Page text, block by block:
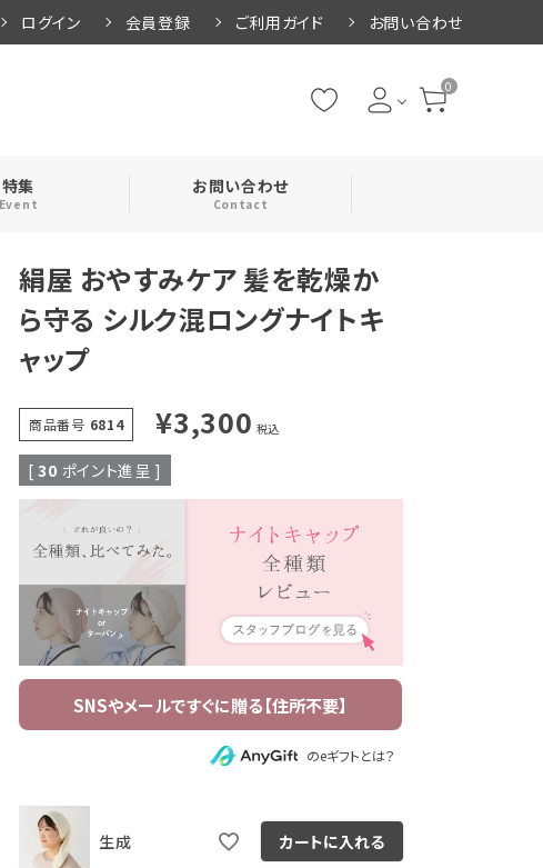
ログイン 会員登録 ご利用ガイド お問い合わせ
0
ンナー・腹巻
トール・ネックカバー
ッズ
特集
Event
お問い合わせ
Contact
生成
絹屋 おやすみケア 髪を乾燥か
ら守る シルク混ロングナイトキ
ャップ
商品番号 6814 ¥3,300 税込
[ 30 ポイント進呈 ]
のeギフトとは？
生成 カートに入れる